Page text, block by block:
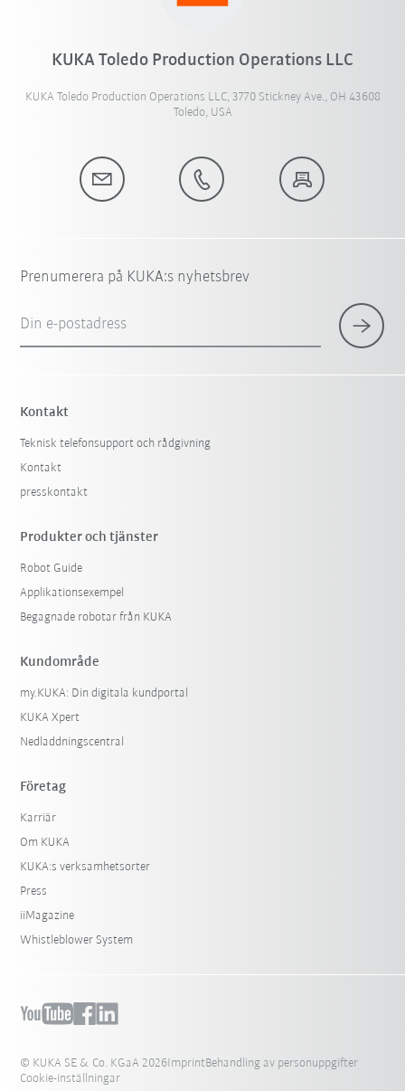
KUKA Toledo Production Operations LLC
KUKA Toledo Production Operations LLC, 3770 Stickney Ave., OH 43608
Toledo, USA
Prenumerera på KUKA:s nyhetsbrev
Din e-postadress
Kontakt
Teknisk telefonsupport och rådgivning
Kontakt
presskontakt
Produkter och tjänster
Robot Guide
Applikationsexempel
Begagnade robotar från KUKA
Kundområde
my.KUKA: Din digitala kundportal
KUKA Xpert
Nedladdningscentral
Företag
Karriär
Om KUKA
KUKA:s verksamhetsorter
Press
iiMagazine
Whistleblower System
© KUKA SE & Co. KGaA 2026ImprintBehandling av personuppgifter
Cookie-inställningar